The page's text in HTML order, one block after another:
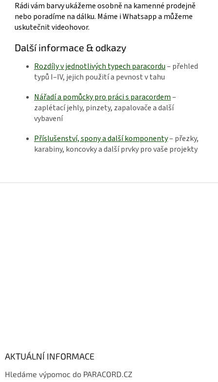
Rádi vám barvy ukážeme osobně na kamenné prodejně
nebo poradíme na dálku. Máme i Whatsapp a můžeme
uskutečnit videohovor.
Další informace & odkazy
Rozdíly v jednotlivých typech paracordu– přehled
typů I–IV, jejich použití a pevnost v tahu
Nářadí a pomůcky pro práci s paracordem–
zaplétací jehly, pinzety, zapalovače a další
vybavení
Příslušenství, spony a další komponenty– přezky,
karabiny, koncovky a další prvky pro vaše projekty
AKTUÁLNÍ INFORMACE
Hledáme výpomoc do PARACORD.CZ